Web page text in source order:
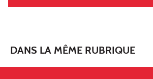
DANS LA MÊME RUBRIQUE